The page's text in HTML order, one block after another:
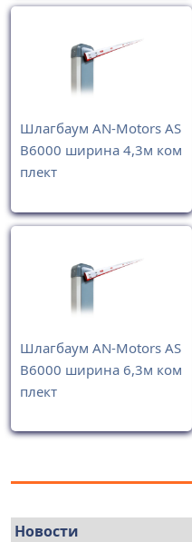
Шлагбаум AN-Motors AS
B6000 ширина 4,3м ком
плект
Шлагбаум AN-Motors AS
B6000 ширина 6,3м ком
плект
Новости